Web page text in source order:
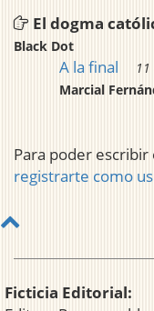
El dogma
Black Dot
A la final
Marcial
Para poder
registrarte como
Ficticia Editorial: